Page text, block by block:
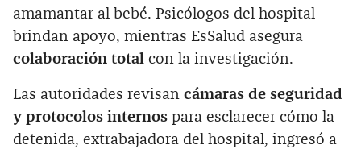
amamantar al bebé. Psicólogos del hospital
brindan apoyo, mientras EsSalud asegura
colaboración total con la investigación.
Las autoridades revisan cámaras de seguridad
y protocolos internos para esclarecer cómo la
detenida, extrabajadora del hospital, ingresó a